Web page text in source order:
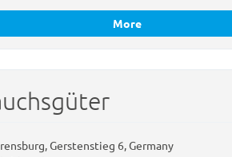
More
Gerstenstieg 6, Germany